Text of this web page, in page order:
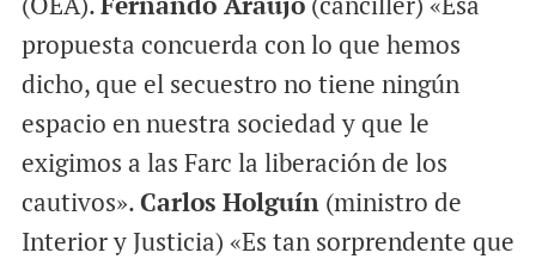
propuesta concuerda con lo que hemos
dicho, que el secuestro no tiene ningún
espacio en nuestra sociedad y que le
exigimos a las Farc la liberación de los
cautivos».Carlos Holguín(ministro de
Interior y Justicia) «Es tan sorprendente que